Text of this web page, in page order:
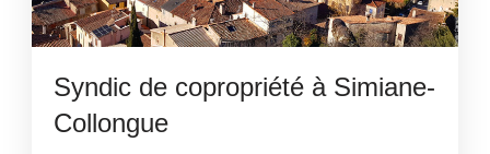
Syndic de copropriété à Simiane-
Collongue